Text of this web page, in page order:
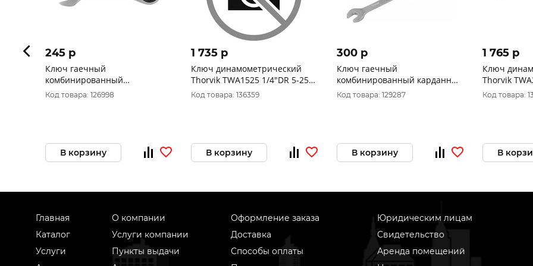
245 p
Ключ гаечный
комбинированный
трещоточный короткий
Thorvik CSRW13 13 мм
Код товара: 126998
В корзину
1 735 p
Ключ динамометрический
Thorvik TWA1525 1/4"DR 5-25
Нм 054344
Код товара: 136359
В корзину
300 p
Ключ гаечный
комбинированный карданный
Thorvik CSW12 12 мм
Код товара: 129287
В корзину
1 765 p
Ключ
Thorvik
110 Нм
Код товара:
В
Главная
Каталог
Услуги
О компании
Услуги компании
Пункты выдачи
Оформление заказа
Доставка
Способы оплаты
Юридическим лицам
Свидетельство
Аренда помещений